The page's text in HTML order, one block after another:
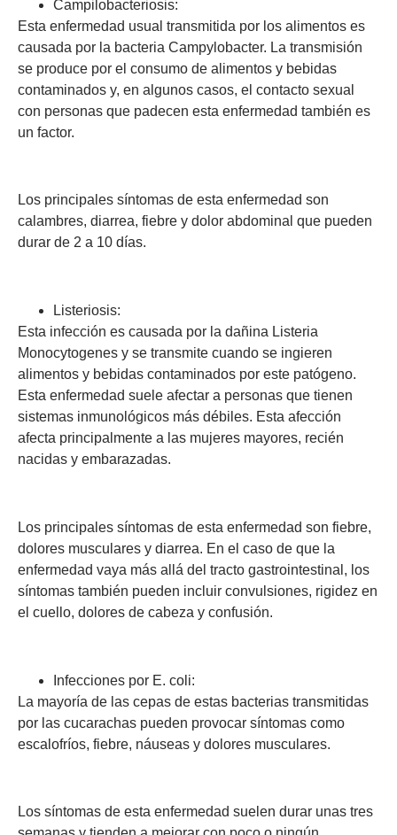
Campilobacteriosis:
Esta enfermedad usual transmitida por los alimentos es
causada por la bacteria Campylobacter. La transmisión
se produce por el consumo de alimentos y bebidas
contaminados y, en algunos casos, el contacto sexual
con personas que padecen esta enfermedad también es
un factor.
Los principales síntomas de esta enfermedad son
calambres, diarrea, fiebre y dolor abdominal que pueden
durar de 2 a 10 días.
Listeriosis:
Esta infección es causada por la dañina Listeria
Monocytogenes y se transmite cuando se ingieren
alimentos y bebidas contaminados por este patógeno.
Esta enfermedad suele afectar a personas que tienen
sistemas inmunológicos más débiles. Esta afección
afecta principalmente a las mujeres mayores, recién
nacidas y embarazadas.
Los principales síntomas de esta enfermedad son fiebre,
dolores musculares y diarrea. En el caso de que la
enfermedad vaya más allá del tracto gastrointestinal, los
síntomas también pueden incluir convulsiones, rigidez en
el cuello, dolores de cabeza y confusión.
Infecciones por E. coli:
La mayoría de las cepas de estas bacterias transmitidas
por las cucarachas pueden provocar síntomas como
escalofríos, fiebre, náuseas y dolores musculares.
Los síntomas de esta enfermedad suelen durar unas tres